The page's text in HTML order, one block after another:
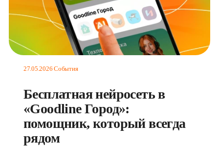
27.05.2026 События
Бесплатная нейросеть в
«Goodline Город»:
помощник, который всегда
рядом